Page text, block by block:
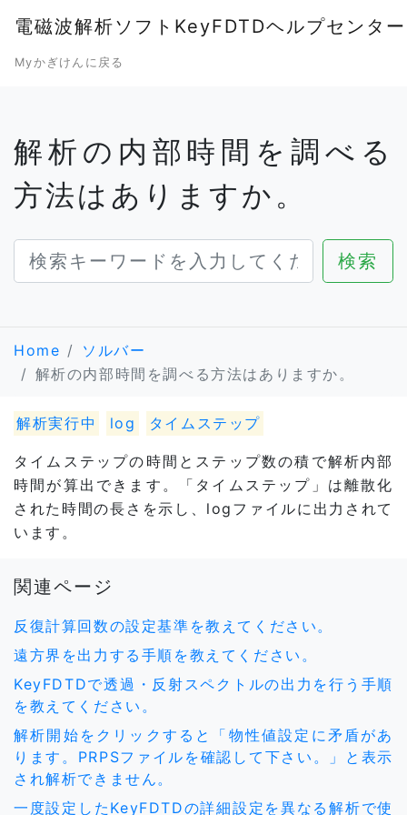
電磁波解析ソフトKeyFDTDヘルプセンター
Myかぎけんに戻る
解析の内部時間を調べる
方法はありますか。
Home
ソルバー
解析の内部時間を調べる方法はありますか。
解析実行中 log タイムステップ
タイムステップの時間とステップ数の積で解析内部
時間が算出できます。「タイムステップ」は離散化
された時間の長さを示し、logファイルに出力されて
います。
関連ページ
反復計算回数の設定基準を教えてください。
遠方界を出力する手順を教えてください。
KeyFDTDで透過・反射スペクトルの出力を行う手順
を教えてください。
解析開始をクリックすると「物性値設定に矛盾があ
ります。PRPSファイルを確認して下さい。」と表示
され解析できません。
一度設定したKeyFDTDの詳細設定を異なる解析で使